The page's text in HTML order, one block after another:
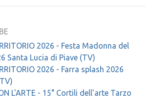
2026 - Festa Madonna del
Santa Lucia di Piave (TV)
2026 - Farra splash 2026
L'ARTE - 15° Cortili dell'arte Tarzo